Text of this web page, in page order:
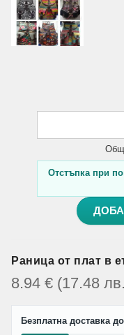
Отстъпка при
Раница от плат в
8.94 € (17.48 лв.
Безплатна доставка